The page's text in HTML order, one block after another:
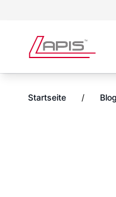
Startseite / Blog